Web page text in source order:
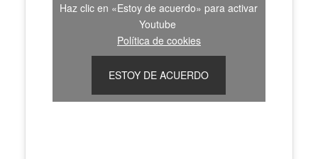
Haz clic en «Estoy de acuerdo» para activar
Youtube
Política de cookies
ESTOY DE ACUERDO